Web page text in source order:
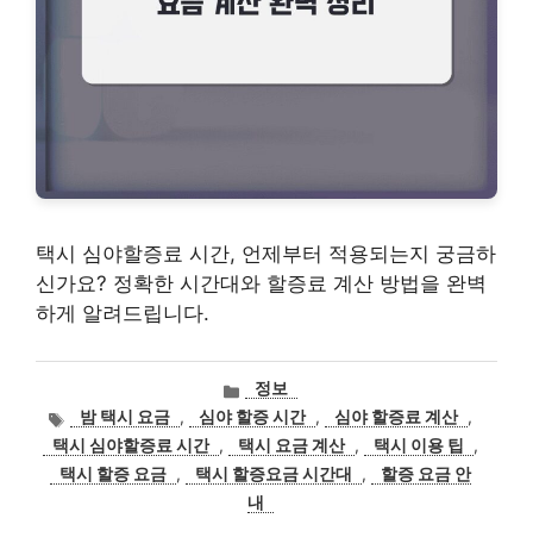
택시 심야할증료 시간, 언제부터 적용되는지 궁금하
신가요? 정확한 시간대와 할증료 계산 방법을 완벽
하게 알려드립니다.
카
테
고
리
정보
태
그
밤 택시 요금 , 심야 할증 시간 , 심야 할증료 계산 ,
택시 심야할증료 시간 , 택시 요금 계산 , 택시 이용 팁
,
택시 할증 요금 , 택시 할증요금 시간대 ,
할증 요금 안
내